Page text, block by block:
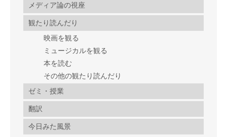
メディア論の視座
観たり読んだり
映画を観る
ミュージカルを観る
本を読む
その他の観たり読んだり
ゼミ・授業
翻訳
今日みた風景